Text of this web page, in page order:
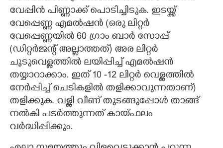
വേപ്പിൻ പിണ്ണാക്ക് പൊടിച്ചിടുക. ഇടയ്ക്ക്
വേപ്പെണ്ണ എമൽഷൻ (ഒരു ലിറ്റർ
വേപ്പെണ്ണയിൽ 60 ഗ്രാം ബാർ സോപ്പ്
(ഡിറ്റർജന്റ് അല്ലാത്തത്) അര ലിറ്റർ
ചൂടുവെള്ളത്തിൽ ലയിപ്പിച്ച് എമൽഷൻ
തയ്യാറാക്കാം. ഇത് 10 -12 ലിറ്റർ വെള്ളത്തിൽ
നേർപ്പിച്ച് ചെടികളിൽ തളിക്കാവുന്നതാണ്)
തളിക്കുക. വള്ളി വീണ് തുടങ്ങുപ്പോൾ താങ്ങ്
നൽകി പടർത്തുന്നത് കായ്ഫലം
വർദ്ധിപ്പിക്കും.